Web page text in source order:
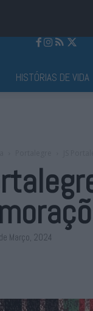
HISTÓRIAS DE VIDA
Março, 2024